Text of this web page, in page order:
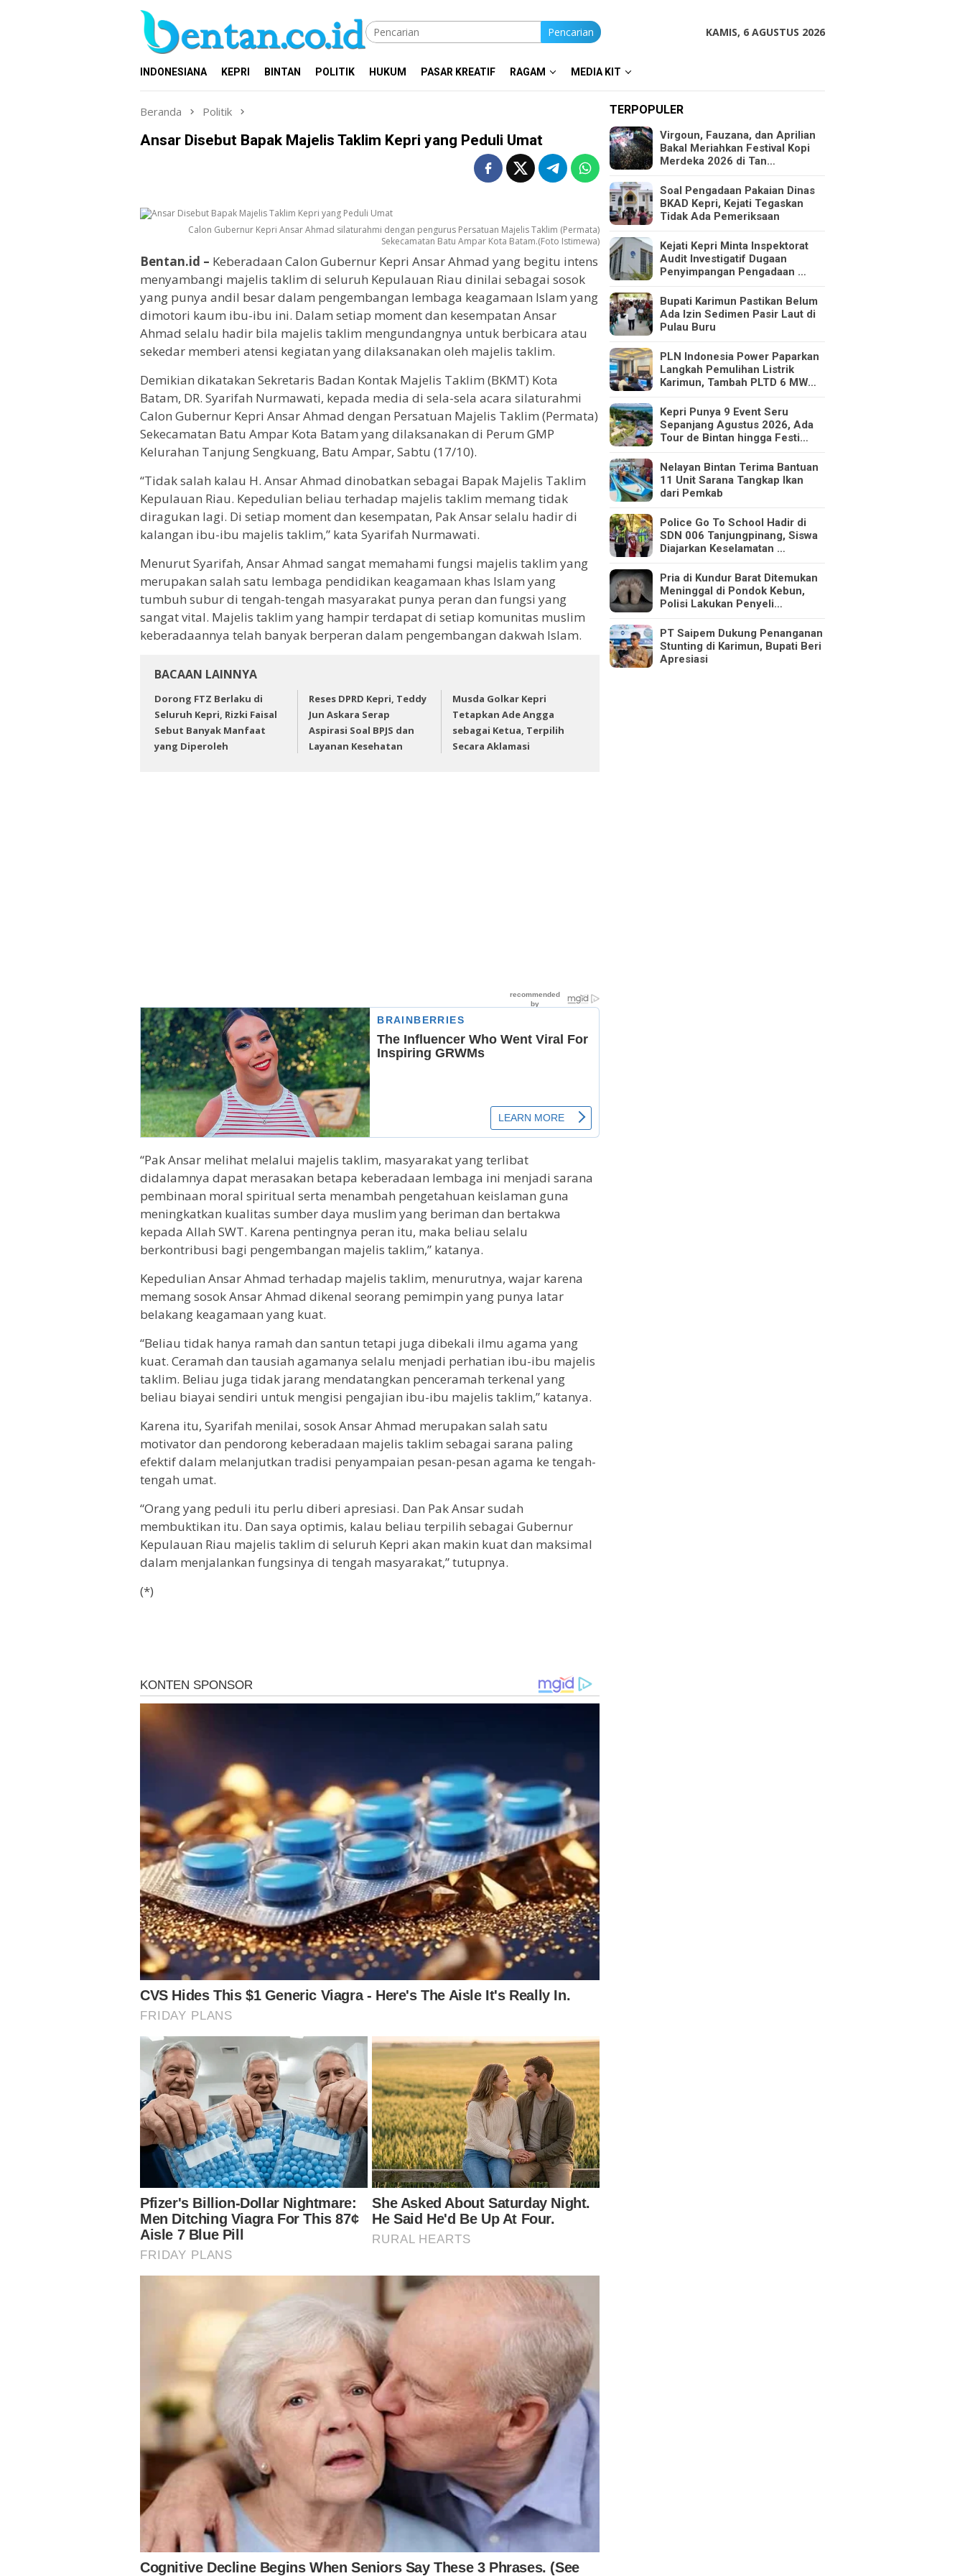
Pencarian KAMIS, 6 AGUSTUS 2026
INDONESIANA KEPRI BINTAN POLITIK HUKUM PASAR KREATIF RAGAM MEDIA KIT
Beranda Politik
Ansar Disebut Bapak Majelis Taklim Kepri yang Peduli Umat
Calon Gubernur Kepri Ansar Ahmad silaturahmi dengan pengurus Persatuan Majelis Taklim (Permata)
Sekecamatan Batu Ampar Kota Batam.(Foto Istimewa)
Bentan.id – Keberadaan Calon Gubernur Kepri Ansar Ahmad yang begitu intens
menyambangi majelis taklim di seluruh Kepulauan Riau dinilai sebagai sosok
yang punya andil besar dalam pengembangan lembaga keagamaan Islam yang
dimotori kaum ibu-ibu ini. Dalam setiap moment dan kesempatan Ansar
Ahmad selalu hadir bila majelis taklim mengundangnya untuk berbicara atau
sekedar memberi atensi kegiatan yang dilaksanakan oleh majelis taklim.
Demikian dikatakan Sekretaris Badan Kontak Majelis Taklim (BKMT) Kota
Batam, DR. Syarifah Nurmawati, kepada media di sela-sela acara silaturahmi
Calon Gubernur Kepri Ansar Ahmad dengan Persatuan Majelis Taklim (Permata)
Sekecamatan Batu Ampar Kota Batam yang dilaksanakan di Perum GMP
Kelurahan Tanjung Sengkuang, Batu Ampar, Sabtu (17/10).
“Tidak salah kalau H. Ansar Ahmad dinobatkan sebagai Bapak Majelis Taklim
Kepulauan Riau. Kepedulian beliau terhadap majelis taklim memang tidak
diragukan lagi. Di setiap moment dan kesempatan, Pak Ansar selalu hadir di
kalangan ibu-ibu majelis taklim,” kata Syarifah Nurmawati.
Menurut Syarifah, Ansar Ahmad sangat memahami fungsi majelis taklim yang
merupakan salah satu lembaga pendidikan keagamaan khas Islam yang
tumbuh subur di tengah-tengah masyarakat punya peran dan fungsi yang
sangat vital. Majelis taklim yang hampir terdapat di setiap komunitas muslim
keberadaannya telah banyak berperan dalam pengembangan dakwah Islam.
BACAAN LAINNYA
Dorong FTZ Berlaku di
Seluruh Kepri, Rizki Faisal
Sebut Banyak Manfaat
yang Diperoleh
Reses DPRD Kepri, Teddy
Jun Askara Serap
Aspirasi Soal BPJS dan
Layanan Kesehatan
Musda Golkar Kepri
Tetapkan Ade Angga
sebagai Ketua, Terpilih
Secara Aklamasi
“Pak Ansar melihat melalui majelis taklim, masyarakat yang terlibat
didalamnya dapat merasakan betapa keberadaan lembaga ini menjadi sarana
pembinaan moral spiritual serta menambah pengetahuan keislaman guna
meningkatkan kualitas sumber daya muslim yang beriman dan bertakwa
kepada Allah SWT. Karena pentingnya peran itu, maka beliau selalu
berkontribusi bagi pengembangan majelis taklim,” katanya.
Kepedulian Ansar Ahmad terhadap majelis taklim, menurutnya, wajar karena
memang sosok Ansar Ahmad dikenal seorang pemimpin yang punya latar
belakang keagamaan yang kuat.
“Beliau tidak hanya ramah dan santun tetapi juga dibekali ilmu agama yang
kuat. Ceramah dan tausiah agamanya selalu menjadi perhatian ibu-ibu majelis
taklim. Beliau juga tidak jarang mendatangkan penceramah terkenal yang
beliau biayai sendiri untuk mengisi pengajian ibu-ibu majelis taklim,” katanya.
Karena itu, Syarifah menilai, sosok Ansar Ahmad merupakan salah satu
motivator dan pendorong keberadaan majelis taklim sebagai sarana paling
efektif dalam melanjutkan tradisi penyampaian pesan-pesan agama ke tengah-
tengah umat.
“Orang yang peduli itu perlu diberi apresiasi. Dan Pak Ansar sudah
membuktikan itu. Dan saya optimis, kalau beliau terpilih sebagai Gubernur
Kepulauan Riau majelis taklim di seluruh Kepri akan makin kuat dan maksimal
dalam menjalankan fungsinya di tengah masyarakat,” tutupnya.
(*)
TERPOPULER
Virgoun, Fauzana, dan Aprilian
Bakal Meriahkan Festival Kopi
Merdeka 2026 di Tan…
Soal Pengadaan Pakaian Dinas
BKAD Kepri, Kejati Tegaskan
Tidak Ada Pemeriksaan
Kejati Kepri Minta Inspektorat
Audit Investigatif Dugaan
Penyimpangan Pengadaan …
Bupati Karimun Pastikan Belum
Ada Izin Sedimen Pasir Laut di
Pulau Buru
PLN Indonesia Power Paparkan
Langkah Pemulihan Listrik
Karimun, Tambah PLTD 6 MW…
Kepri Punya 9 Event Seru
Sepanjang Agustus 2026, Ada
Tour de Bintan hingga Festi…
Nelayan Bintan Terima Bantuan
11 Unit Sarana Tangkap Ikan
dari Pemkab
Police Go To School Hadir di
SDN 006 Tanjungpinang, Siswa
Diajarkan Keselamatan …
Pria di Kundur Barat Ditemukan
Meninggal di Pondok Kebun,
Polisi Lakukan Penyeli…
PT Saipem Dukung Penanganan
Stunting di Karimun, Bupati Beri
Apresiasi